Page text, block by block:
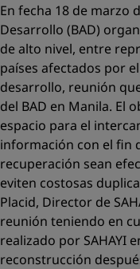
En fecha 18 de marzo
Desarrollo (BAD)
de alto nivel, entre
países afectados por
desarrollo, reunión
del BAD en Manila. El
espacio para el
información con el fin
recuperación sean
eviten costosas
Placid, Director de
reunión teniendo en
realizado por SAHAYI
reconstrucción